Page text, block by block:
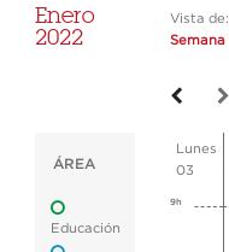
Enero
2022
Vista de:
Semana
ÁREA
Educación
Lunes
03
9h